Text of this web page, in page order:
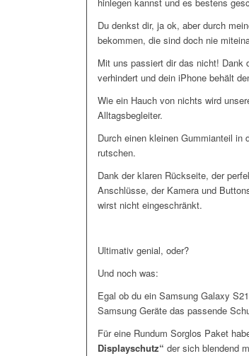
Du denkst dir, ja ok, aber durch
bekommen, die sind doch nie
Mit uns passiert dir das nicht! Dank
verhindert und dein iPhone behält
Wie ein Hauch von nichts wird
Alltagsbegleiter.
Durch einen kleinen Gummianteil
rutschen.
Dank der klaren Rückseite, der
Anschlüsse, der Kamera und
wirst nicht eingeschränkt.
Ultimativ genial, oder?
Und noch was:
Egal ob du ein Samsung Galaxy
Samsung Geräte das passende
Für eine Rundum Sorglos Paket
Displayschutz“ der sich blendend